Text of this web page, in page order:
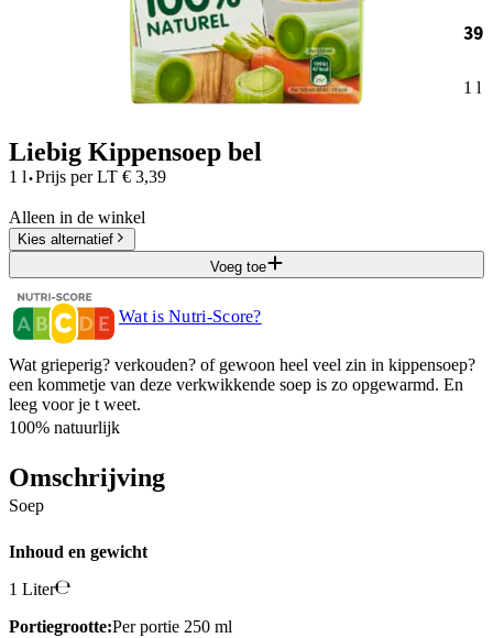
39
1 l
Liebig Kippensoep bel
1 l·Prijs per LT € 3,39
Alleen in de winkel
Kies alternatief
Voeg toe
Wat is Nutri-Score?
Wat grieperig? verkouden? of gewoon heel veel zin in kippensoep?
een kommetje van deze verkwikkende soep is zo opgewarmd. En
leeg voor je t weet.
100% natuurlijk
Omschrijving
Soep
Inhoud en gewicht
1 Liter
Portiegrootte:Per portie 250 ml